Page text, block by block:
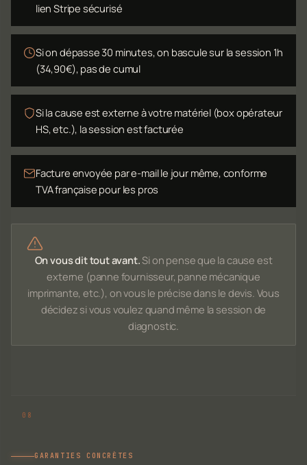
lien Stripe sécurisé
Si on dépasse 30 minutes, on bascule sur la session 1h
(34,90€), pas de cumul
Si la cause est externe à votre matériel (box opérateur
HS, etc.), la session est facturée
Facture envoyée par e-mail le jour même, conforme
TVA française pour les pros
On vous dit tout avant.Si on pense que la cause est
externe (panne fournisseur, panne mécanique
imprimante, etc.), on vous le précise dans le devis. Vous
décidez si vous voulez quand même la session de
diagnostic.
GARANTIES CONCRÈTES